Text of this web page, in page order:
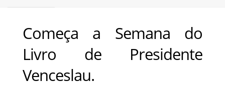
Começa a Semana do
Livro de Presidente
Venceslau.